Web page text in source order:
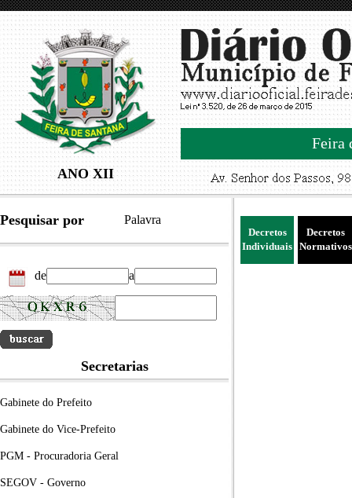
ANO XII
Feira
Pesquisar por Palavra
de a
Secretarias
Gabinete do Prefeito
Gabinete do Vice-Prefeito
PGM - Procuradoria Geral
SEGOV - Governo
Decretos
Individuais
Decretos
Normativos